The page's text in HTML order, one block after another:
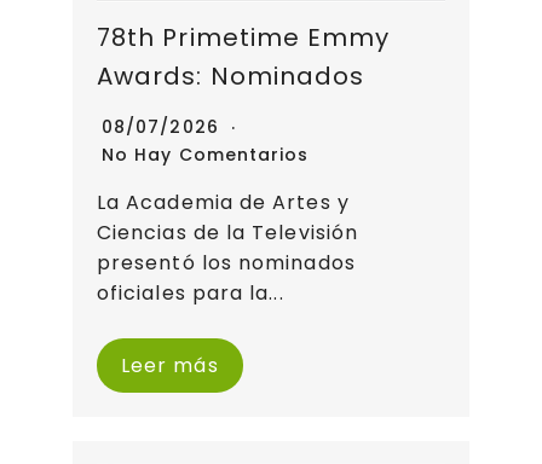
78th Primetime Emmy
Awards: Nominados
08/07/2026
No Hay Comentarios
La Academia de Artes y
Ciencias de la Televisión
presentó los nominados
oficiales para la...
Leer más